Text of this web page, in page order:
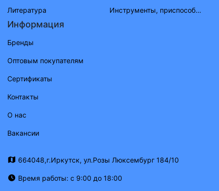
Литература Инструменты, приспособления, приборы
Информация
Бренды
Оптовым покупателям
Сертификаты
Контакты
О нас
Вакансии
664048,г.Иркутск, ул.Розы Люксембург 184/10
Время работы: с 9:00 до 18:00